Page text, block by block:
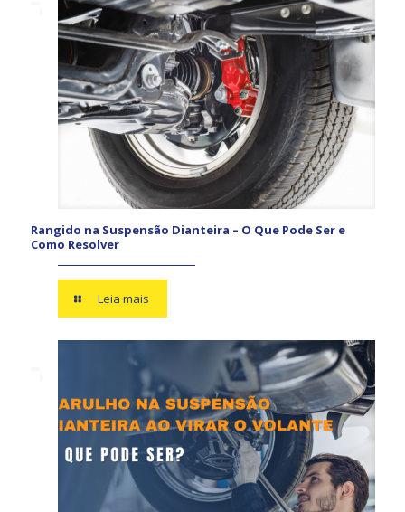
Rangido na Suspensão Dianteira – O Que Pode Ser e
Como Resolver
Leia mais